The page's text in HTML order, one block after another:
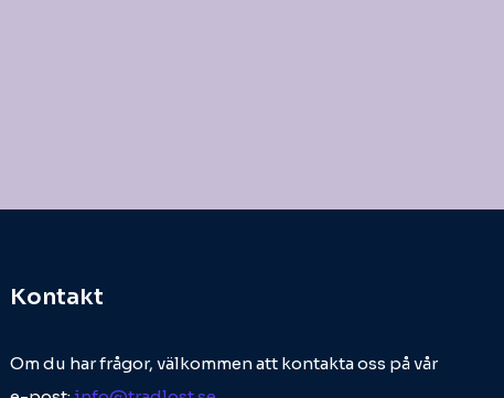
Kontakt
Om du har frågor, välkommen att kontakta oss på vår